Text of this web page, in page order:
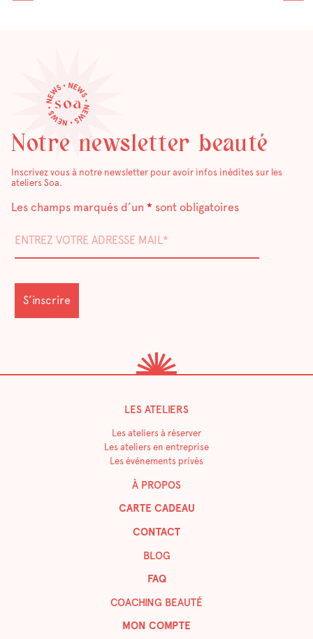
Notre newsletter beauté
Inscrivez vous à notre newsletter pour avoir infos inédites sur les
ateliers Soa.
Les champs marqués d’un * sont obligatoires
LES ATELIERS
Les ateliers à réserver
Les ateliers en entreprise
Les événements privés
À PROPOS
CARTE CADEAU
CONTACT
BLOG
FAQ
COACHING BEAUTÉ
MON COMPTE